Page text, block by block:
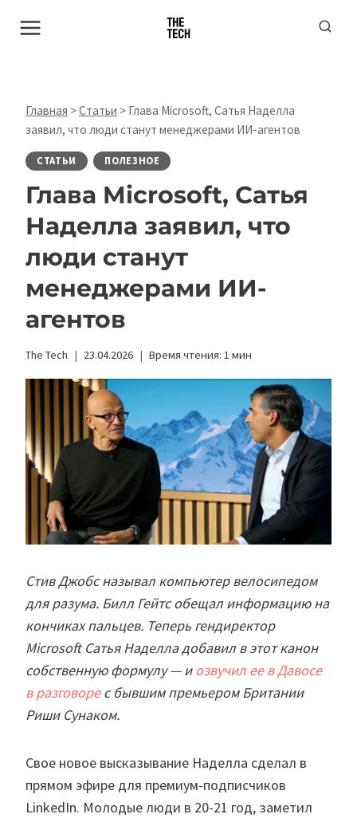
Главная >Статьи > Глава Microsoft, Сатья Наделла
заявил, что люди станут менеджерами ИИ-агентов
СТАТЬИ ПОЛЕЗНОЕ
Глава Microsoft, Сатья
Наделла заявил, что
люди станут
менеджерами ИИ-
агентов
The Tech 23.04.2026 Время чтения: 1 мин
Стив Джобс называл компьютер велосипедом
для разума. Билл Гейтс обещал информацию на
кончиках пальцев. Теперь гендиректор
Microsoft Сатья Наделла добавил в этот канон
собственную формулу — иозвучил ее в Давосе
в разговорес бывшим премьером Британии
Риши Сунаком.
Свое новое высказывание Наделла сделал в
прямом эфире для премиум-подписчиков
LinkedIn. Молодые люди в 20-21 год, заметил